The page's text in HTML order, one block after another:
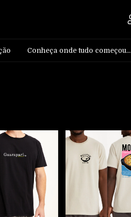
Conheça onde tudo começou...